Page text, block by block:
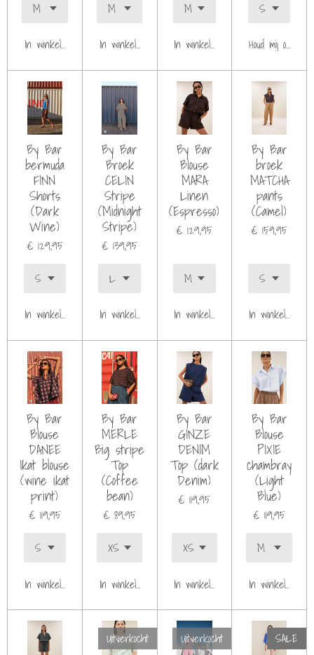
In winkelwagen In winkelwagen In winkelwagen Houd mij op de
By Bar
bermuda
FINN
Shorts
(Dark
Wine)
€ 129,95
In winkelwagen
By Bar
Broek
CELIN
Stripe
(Midnight
Stripe)
€ 139,95
In winkelwagen
By Bar
Blouse
MARA
Linen
(Espresso)
€ 129,95
In winkelwagen
By Bar
broek
MATCHA
pants
(Camel)
€ 159,95
In winkelwagen
By Bar
Blouse
DANEE
Ikat blouse
(wine ikat
print)
€ 119,95
In winkelwagen
By Bar
MERLE
Big stripe
Top
(Coffee
bean)
€ 89,95
In winkelwagen
By Bar
GINZE
DENIM
Top (dark
Denim)
€ 119,95
In winkelwagen
By Bar
Blouse
PIXIE
chambray
(Light
Blue)
€ 119,95
In winkelwagen
Uitverkocht Uitverkocht SALE